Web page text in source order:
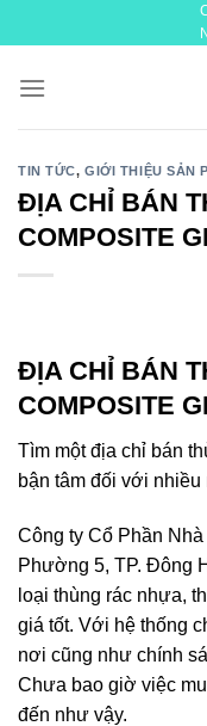
to
TIN TỨC,GIỚI THIỆU SẢN
ĐỊA CHỈ BÁN
COMPOSITE
ĐỊA CHỈ BÁN
COMPOSITE
Tìm một địa chỉ bán
bận tâm đối với
Công ty Cổ Phần
Phường 5, TP. Đông
loại thùng rác nhựa,
giá tốt. Với hệ thống
nơi cũng như chính
Chưa bao giờ việc
đến như vậy.